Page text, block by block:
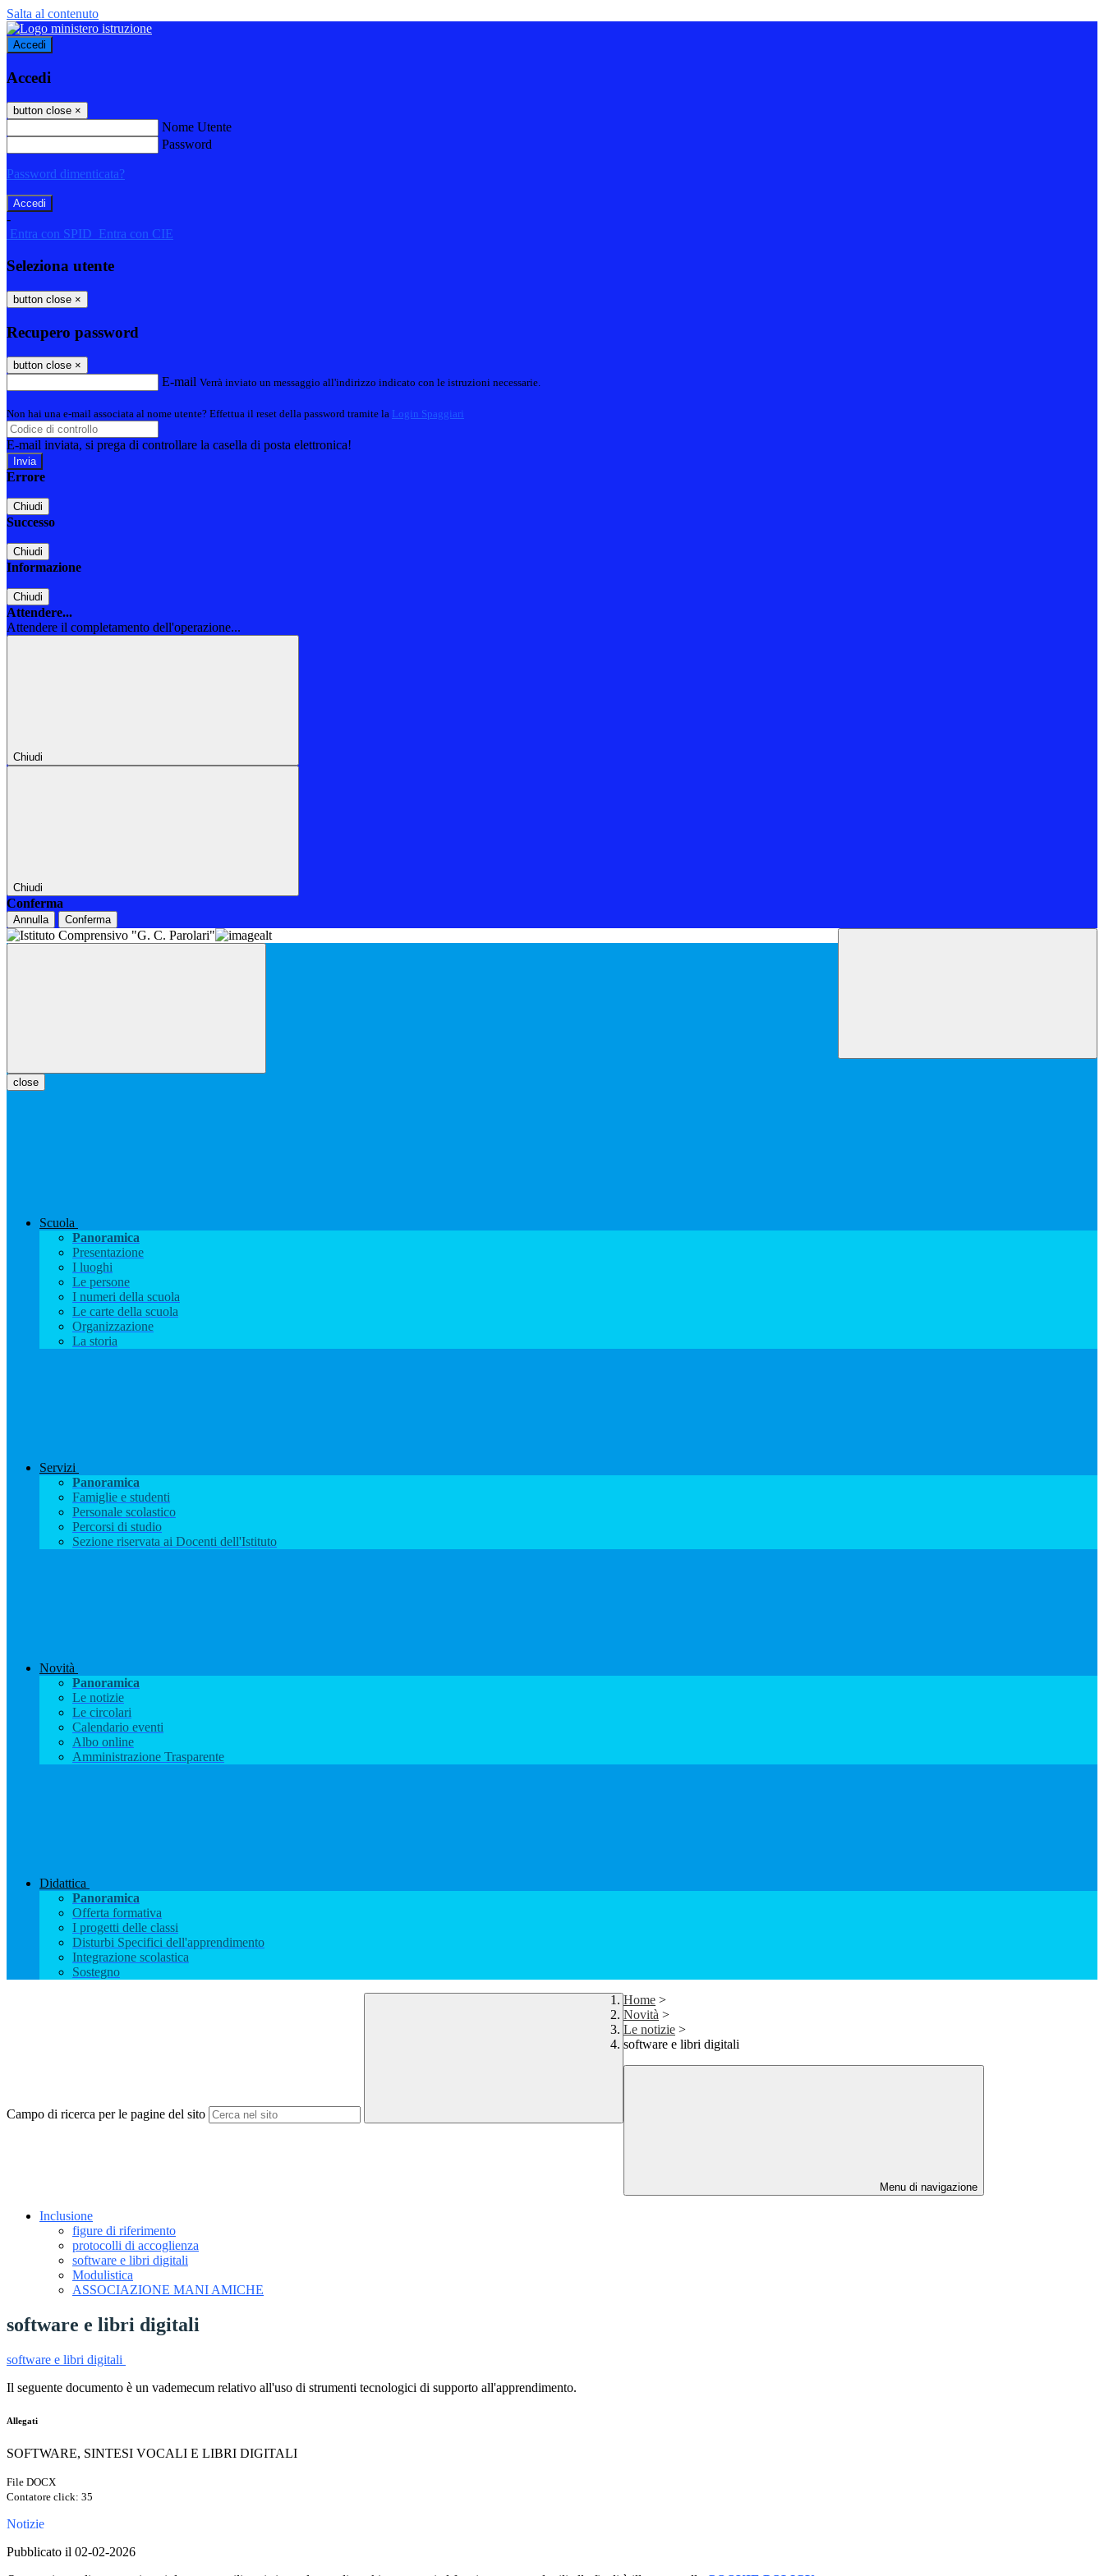
Salta al contenuto
Accedi
Accedi
button close ×
Nome Utente
Password
Password dimenticata?
-
Entra con SPID Entra con CIE
Seleziona utente
button close ×
Recupero password
button close ×
E-mail Verrà inviato un messaggio all'indirizzo indicato con le istruzioni necessarie.
Non hai una e-mail associata al nome utente? Effettua il reset della password tramite la Login Spaggiari
E-mail inviata, si prega di controllare la casella di posta elettronica!
Errore
Chiudi
Successo
Chiudi
Informazione
Chiudi
Attendere...
Attendere il completamento dell'operazione...
Chiudi
Chiudi
Conferma
Annulla Conferma
close
Scuola
Panoramica
Presentazione
I luoghi
Le persone
I numeri della scuola
Le carte della scuola
Organizzazione
La storia
Servizi
Panoramica
Famiglie e studenti
Personale scolastico
Percorsi di studio
Sezione riservata ai Docenti dell'Istituto
Novità
Panoramica
Le notizie
Le circolari
Calendario eventi
Albo online
Amministrazione Trasparente
Didattica
Panoramica
Offerta formativa
I progetti delle classi
Disturbi Specifici dell'apprendimento
Integrazione scolastica
Sostegno
Campo di ricerca per le pagine del sito
Home >
Novità >
Le notizie >
software e libri digitali
Menu di navigazione
Inclusione
figure di riferimento
protocolli di accoglienza
software e libri digitali
Modulistica
ASSOCIAZIONE MANI AMICHE
software e libri digitali
software e libri digitali
Il seguente documento è un vademecum relativo all'uso di strumenti tecnologici di supporto all'apprendimento.
Allegati
SOFTWARE, SINTESI VOCALI E LIBRI DIGITALI
File DOCX
Contatore click: 35
Notizie
Pubblicato il 02-02-2026